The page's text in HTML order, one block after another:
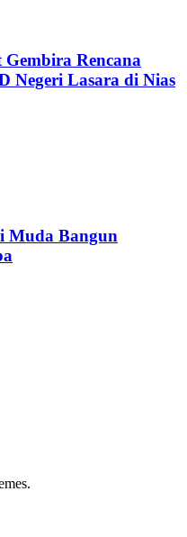
Rencana
Negeri Lasara di Nias
Muda Bangun